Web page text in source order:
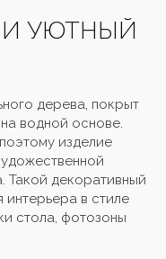
И УЮТНЫЙ
дерева, покрыт
водной основе.
изделие
Такой декоративный
в стиле
стола, фотозоны